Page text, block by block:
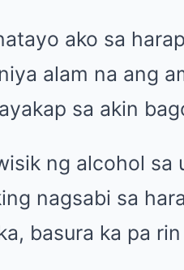
ako sa
alam na ang
sa akin
ng alcohol sa
nagsabi sa
basura ka pa